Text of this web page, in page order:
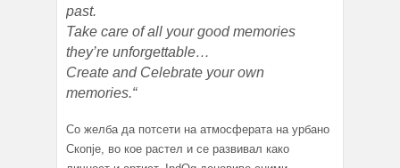
past.
Take care of all your good memories
they’re unforgettable…
Create and Celebrate your own
memories.“
Со желба да потсети на атмосферата на урбано
Скопје, во кое растел и се развивал како